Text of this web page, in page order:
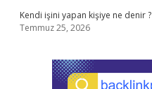
Kendi işini yapan kişiye ne denir ?
Temmuz 25, 2026